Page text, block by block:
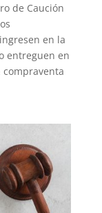
de Caución
en la
entreguen en
compraventa